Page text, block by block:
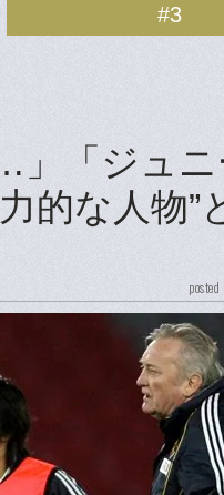
#3
」「ジュニ
的な人物”
posted